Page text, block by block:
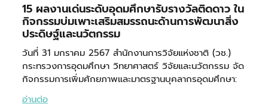
15 ผลงานเด่นระดับอุดมศึกษารับรางวัลติดดาว ใน
กิจกรรมบ่มเพาะเสริมสมรรถนะด้านการพัฒนาสิ่ง
ประดิษฐ์และนวัตกรรม
วันที่ 31 มกราคม 2567 สำนักงานการวิจัยแห่งชาติ (วช.)
กระทรวงการอุดมศึกษา วิทยาศาสตร์ วิจัยและนวัตกรรม จัด
กิจกรรมการเพิ่มศักยภาพและมาตรฐานบุคลากรอุดมศึกษา:
อ่านต่อ